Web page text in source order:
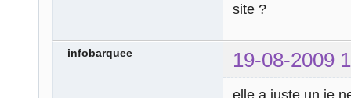
site ?
infobarquee 19-08-2009
elle a juste un je